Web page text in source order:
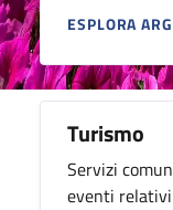
ESPLORA
Turismo
Servizi
eventi